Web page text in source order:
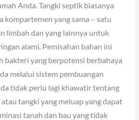
Anda. Tangki septik biasanya
kompartemen yang sama – satu
limbah dan yang lainnya untuk
alami. Pemisahan bahan ini
bakteri yang berpotensi berbahaya
melalui sistem pembuangan
tidak perlu lagi khawatir tentang
tangki yang meluap yang dapat
tanah dan bau yang tidak